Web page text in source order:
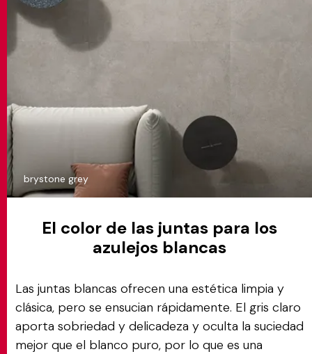
brystone grey
El color de las juntas para los
azulejos blancas
Las juntas blancas ofrecen una estética limpia y
clásica, pero se ensucian rápidamente. El gris claro
aporta sobriedad y delicadeza y oculta la suciedad
mejor que el blanco puro, por lo que es una